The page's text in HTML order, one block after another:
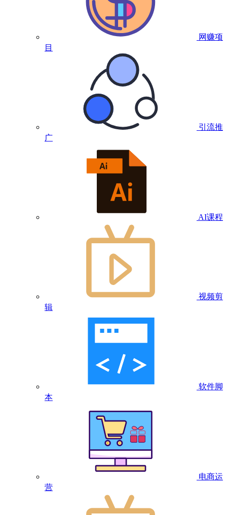
网赚项
目
引流推
广
AI课程
视频剪
辑
软件脚
本
电商运
营